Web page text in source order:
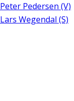
Peter Pedersen (V)
Lars Wegendal (S)